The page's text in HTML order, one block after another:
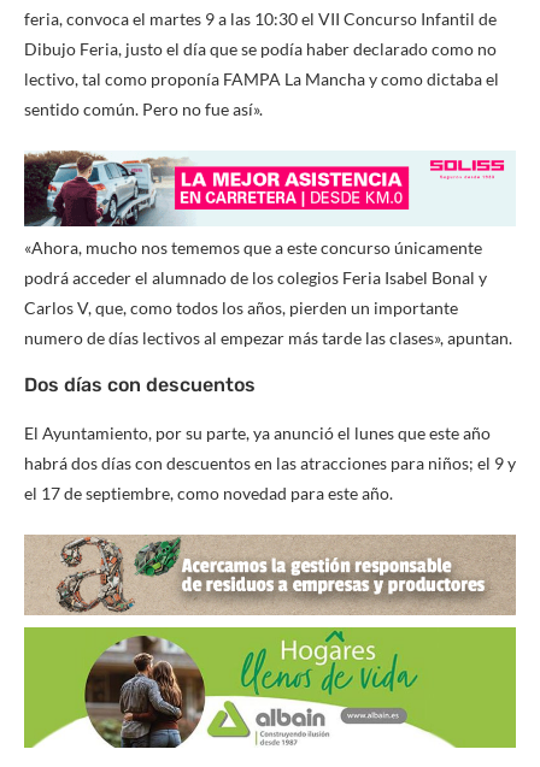
feria, convoca el martes 9 a las 10:30 el VII Concurso Infantil de
Dibujo Feria, justo el día que se podía haber declarado como no
lectivo, tal como proponía FAMPA La Mancha y como dictaba el
sentido común. Pero no fue así».
«Ahora, mucho nos tememos que a este concurso únicamente
podrá acceder el alumnado de los colegios Feria Isabel Bonal y
Carlos V, que, como todos los años, pierden un importante
numero de días lectivos al empezar más tarde las clases», apuntan.
Dos días con descuentos
El Ayuntamiento, por su parte, ya anunció el lunes que este año
habrá dos días con descuentos en las atracciones para niños; el 9 y
el 17 de septiembre, como novedad para este año.